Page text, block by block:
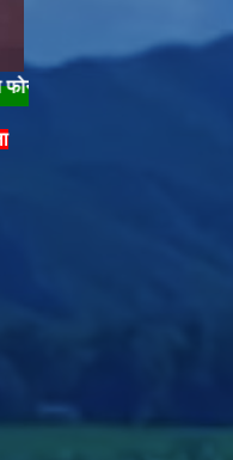
प्रहरीलाई खबर गरौँ |